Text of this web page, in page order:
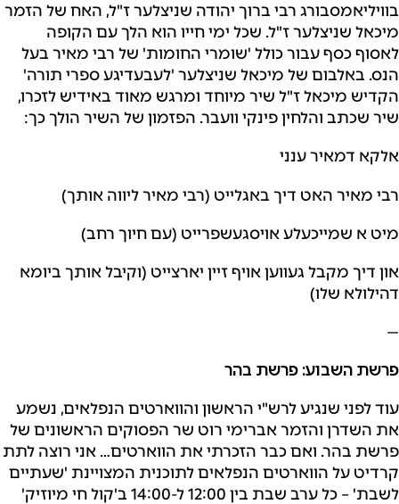
בוויליאמסבורג רבי ברוך יהודה שניצלער ז"ל, האח של הזמר
מיכאל שניצלער ז"ל. שכל ימי חייו הוא הלך עם הקופה
לאסוף כסף עבור כולל 'שומרי החומות' של רבי מאיר בעל
הנס. באלבום של מיכאל שניצלער 'לעבעדיגע ספרי תורה'
הקדיש מיכאל ז"ל שיר מיוחד ומרגש מאוד באידיש לזכרו,
שיר שכתב והלחין פינקי וועבר. הפזמון של השיר הולך כך:
אלקא דמאיר ענני
רבי מאיר האט דיך באגלייט (רבי מאיר ליווה אותך)
מיט א שמייכעלע אויסגעשפרייט (עם חיוך רחב)
און דיך מקבל געווען אויף זיין יארצייט (וקיבל אותך ביומא
דהילולא שלו)
—
פרשת השבוע: פרשת בהר
עוד לפני שנגיע לרש"י הראשון והווארטים הנפלאים, נשמע
את השדרן והזמר אברימי רוט שר הפסוקים הראשונים של
פרשת בהר. ואם כבר הזכרתי את הווארטים… אני רוצה לתת
קרדיט על הווארטים הנפלאים לתוכנית המצויינת 'שעתיים
לשבת' – כל ערב שבת בין 12:00 ל-14:00 ב'קול חי מיוזיק'